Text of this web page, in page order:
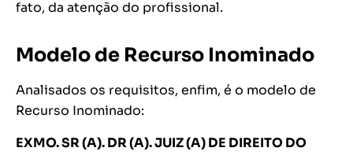
fato, da atenção do profissional.
Modelo de Recurso Inominado
Analisados os requisitos, enfim, é o modelo de
Recurso Inominado:
EXMO. SR (A). DR (A). JUIZ (A) DE DIREITO DO